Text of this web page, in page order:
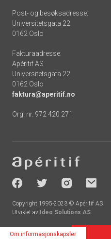
Post- og besøksadresse:
Universitetsgata 22
0162 Oslo
Fakturaadresse:
Apéritif AS
Universitetsgata 22
0162 Oslo
faktura@aperitif.no
Org. nr. 972 420 271
-
socials
Copyright 1995-2023 © Apéritif AS
Utviklet av Ideo Solutions AS
Om informasjonskapsler